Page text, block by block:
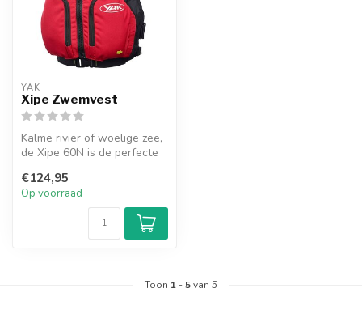
YAK
Xipe Zwemvest
Kalme rivier of woelige zee,
de Xipe 60N is de perfecte
€124,95
Op voorraad
Toon 1 -5van 5